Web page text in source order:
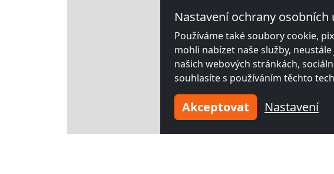
Nastavení ochrany osobních
Používáme také soubory cookie,
mohli nabízet naše služby,
našich webových stránkách,
souhlasíte s používáním těchto
Akceptovat Nastavení